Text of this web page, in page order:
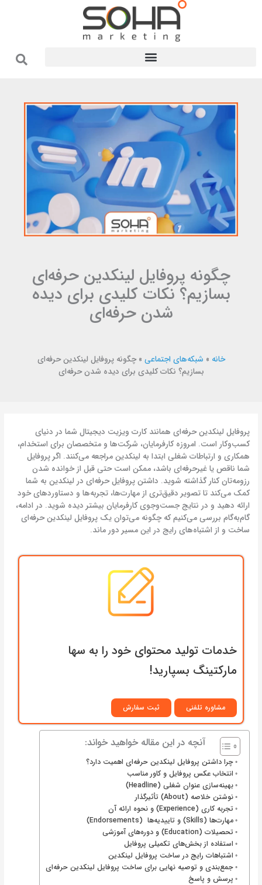
چگونه پروفایل لینکدین حرفه‌ای
بسازیم؟ نکات کلیدی برای دیده
شدن حرفه‌ای
خانه » شبکه‌های اجتماعی »چگونه پروفایل لینکدین حرفه‌ای
بسازیم؟ نکات کلیدی برای دیده شدن حرفه‌ای
پروفایل لینکدین حرفه‌ای همانند کارت ویزیت دیجیتال شما در دنیای
کسب‌وکار است. امروزه کارفرمایان، شرکت‌ها و متخصصان برای استخدام،
همکاری و ارتباطات شغلی ابتدا به لینکدین مراجعه می‌کنند. اگر پروفایل
شما ناقص یا غیرحرفه‌ای باشد، ممکن است حتی قبل از خوانده شدن
رزومه‌تان کنار گذاشته شوید. داشتن پروفایل حرفه‌ای در لینکدین به شما
کمک می‌کند تا تصویر دقیق‌تری از مهارت‌ها، تجربه‌ها و دستاوردهای خود
ارائه دهید و در نتایج جست‌وجوی کارفرمایان بیشتر دیده شوید. در ادامه،
گام‌به‌گام بررسی می‌کنیم که چگونه می‌توان یک پروفایل لینکدین حرفه‌ای
ساخت و از اشتباه‌های رایج در این مسیر دور ماند.
خدمات تولید محتوای خود را به سها
مارکتینگ بسپارید!
مشاوره تلفنی ثبت سفارش
آنچه در این مقاله خواهید خواند:
چرا داشتن پروفایل لینکدین حرفه‌ای اهمیت دارد؟
انتخاب عکس پروفایل و کاور مناسب
بهینه‌سازی عنوان شغلی (Headline)
نوشتن خلاصه (About) تأثیرگذار
تجربه کاری (Experience) و نحوه ارائه آن
مهارت‌ها (Skills) و تاییدیه‌ها (Endorsements)
تحصیلات (Education) و دوره‌های آموزشی
استفاده از بخش‌های تکمیلی پروفایل
اشتباهات رایج در ساخت پروفایل لینکدین
جمع‌بندی و توصیه نهایی برای ساخت پروفایل لینکدین حرفه‌ای
پرسش و پاسخ